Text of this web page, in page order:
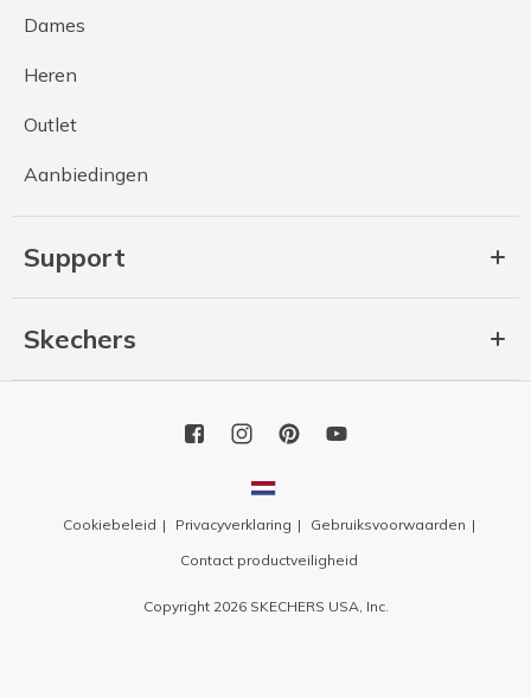
Dames
Heren
Outlet
Aanbiedingen
Support
Skechers
Cookiebeleid Privacyverklaring
Gebruiksvoorwaarden
Contact productveiligheid
Copyright 2026 SKECHERS USA, Inc.